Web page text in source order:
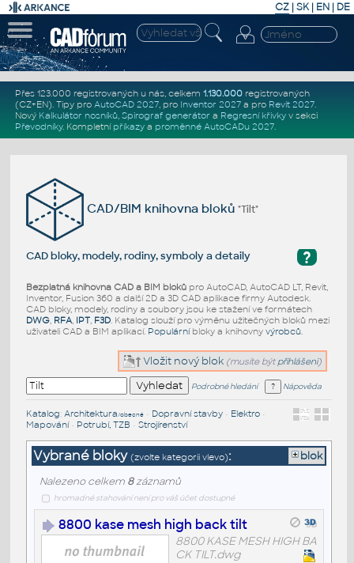
CZ | SK| EN | DE
Přes 123.000 registrovaných u nás, celkem 1.130.000registrovaných
(CZ+EN). Tipy pro AutoCAD 2027, pro Inventor 2027a pro Revit 2027.
Nový Kalkulátor nosníků, Spirograf generátor a Regresní křivkyv sekci
Převodníky. Kompletní příkazya proměnné AutoCADu 2027.
CAD/BIM knihovna bloků"Tilt"
?
CAD bloky, modely, rodiny, symboly a detaily
Bezplatná knihovna CAD a BIM blokůpro AutoCAD, AutoCAD LT, Revit,
Inventor, Fusion 360 a další 2D a 3D CAD aplikace firmy Autodesk.
CAD bloky, modely, rodiny a soubory jsou ke stažení ve formátech
DWG, RFA, IPT, F3D. Katalog slouží pro výměnu užitečných bloků mezi
uživateli CAD a BIM aplikací. Populárníbloky a knihovny výrobců.
Vložit nový blok (musíte být přihlášeni)
Podrobné hledání Nápověda
Katalog: Architektura/obecné• Dopravní stavby• Elektro•
Mapování• Potrubí, TZB • Strojírenství
Vybrané bloky (zvolte kategorii vlevo): blok
Nalezeno celkem 8záznamů
hromadné stahování není pro váš účet dostupné
8800 kase mesh high back tilt
8800 KASE MESH HIGH BA
CK TILT.dwg